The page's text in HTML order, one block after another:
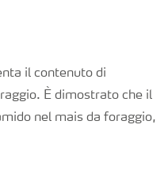
il contenuto di
È dimostrato che il
nel mais da foraggio,